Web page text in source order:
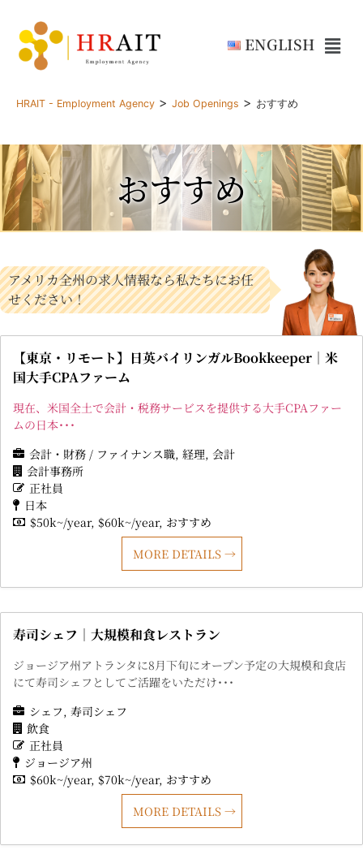
ENGLISH
HRAIT - Employment Agency > Job Openings > おすすめ
おすすめ
アメリカ全州の求人情報なら私たちにお任
せください！
【東京・リモート】日英バイリンガルBookkeeper｜米
国大手CPAファーム
現在、米国全土で会計・税務サービスを提供する大手CPAファー
ムの日本･･･
会計・財務 / ファイナンス職 経理 会計
会計事務所
正社員
日本
$50k~/year $60k~/year おすすめ
MORE DETAILS
寿司シェフ｜大規模和食レストラン
ジョージア州アトランタに8月下旬にオープン予定の大規模和食店
にて寿司シェフとしてご活躍をいただけ･･･
シェフ 寿司シェフ
飲食
正社員
ジョージア州
$60k~/year $70k~/year おすすめ
MORE DETAILS